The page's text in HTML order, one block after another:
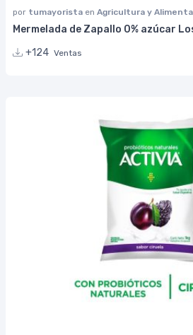
por tumayorista en Agricultura y
Mermelada de Zapallo 0% azúcar
+124 Ventas